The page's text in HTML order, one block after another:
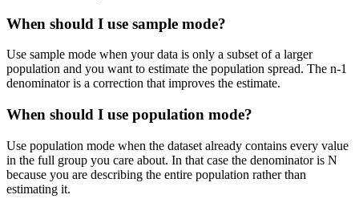
When should I use sample mode?
Use sample mode when your data is only a subset of a larger
population and you want to estimate the population spread. The n-1
denominator is a correction that improves the estimate.
When should I use population mode?
Use population mode when the dataset already contains every value
in the full group you care about. In that case the denominator is N
because you are describing the entire population rather than
estimating it.